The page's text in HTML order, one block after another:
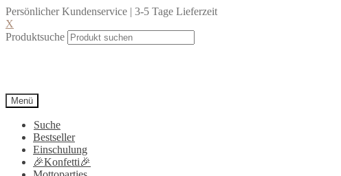
Persönlicher Kundenservice | 3-5 Tage Lieferzeit
X
Produktsuche
Menü
Suche
Bestseller
Einschulung
🎉Konfetti🎉